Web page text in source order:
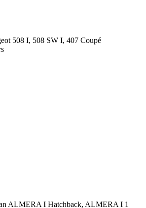
508 I, 508 SW I, 407 Coupé
ALMERA I Hatchback, ALMERA I 1